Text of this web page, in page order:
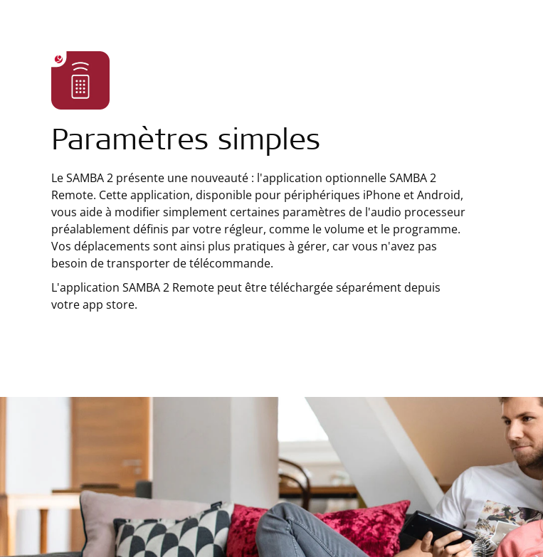
Paramètres simples
Le SAMBA 2 présente une nouveauté : l'application optionnelle SAMBA 2
Remote. Cette application, disponible pour périphériques iPhone et Android,
vous aide à modifier simplement certaines paramètres de l'audio processeur
préalablement définis par votre régleur, comme le volume et le programme.
Vos déplacements sont ainsi plus pratiques à gérer, car vous n'avez pas
besoin de transporter de télécommande.
L'application SAMBA 2 Remote peut être téléchargée séparément depuis
votre app store.